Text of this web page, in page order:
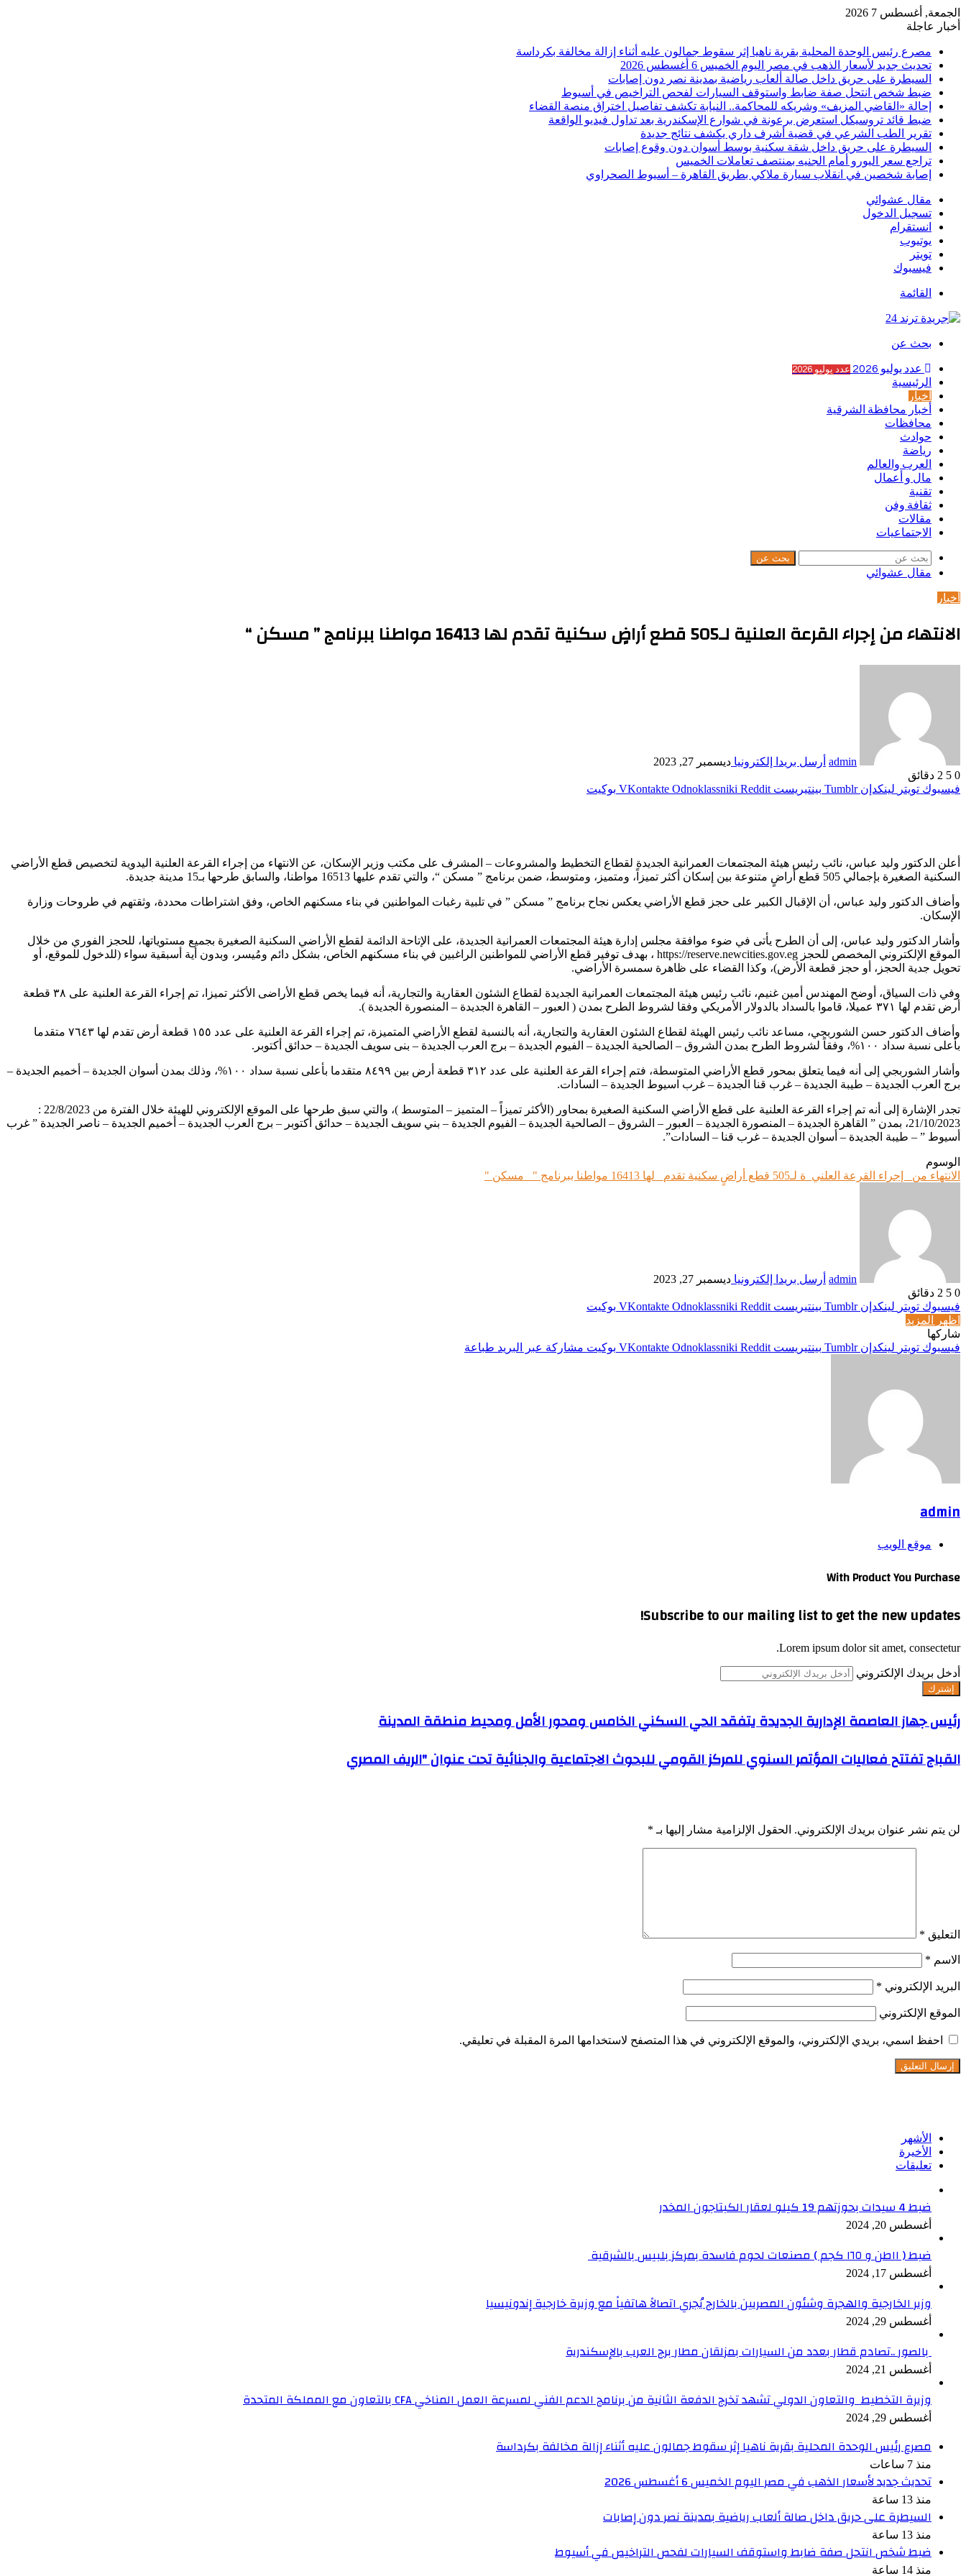
الجمعة, أغسطس 7 2026
أخبار عاجلة
مصرع رئيس الوحدة المحلية بقرية ناهيا إثر سقوط جمالون عليه أثناء إزالة مخالفة بكرداسة
تحديث جديد لأسعار الذهب في مصر اليوم الخميس 6 أغسطس 2026
السيطرة على حريق داخل صالة ألعاب رياضية بمدينة نصر دون إصابات
ضبط شخص انتحل صفة ضابط واستوقف السيارات لفحص التراخيص في أسيوط
إحالة «القاضي المزيف» وشريكه للمحاكمة.. النيابة تكشف تفاصيل اختراق منصة القضاء
ضبط قائد تروسيكل استعرض برعونة في شوارع الإسكندرية بعد تداول فيديو الواقعة
تقرير الطب الشرعي في قضية أشرف داري يكشف نتائج جديدة
السيطرة على حريق داخل شقة سكنية بوسط أسوان دون وقوع إصابات
تراجع سعر اليورو أمام الجنيه بمنتصف تعاملات الخميس
إصابة شخصين في انقلاب سيارة ملاكي بطريق القاهرة – أسيوط الصحراوي
مقال عشوائي
تسجيل الدخول
انستقرام
يوتيوب
تويتر
فيسبوك
القائمة
بحث عن
عدد يوليو 2026 عدد يوليو 2026
الرئيسية
أخبار
أخبار محافظة الشرقية
محافظات
حوادث
رياضة
العرب والعالم
مال و أعمال
تقنية
ثقافة وفن
مقالات
الاجتماعيات
بحث عن
مقال عشوائي
أخبار
الانتهاء من إجراء القرعة العلنية لـ505 قطع أراضٍ سكنية تقدم لها 16413 مواطنا ببرنامج ” مسكن “
admin أرسل بريدا إلكترونيا ديسمبر 27, 2023
0
2 دقائق
فيسبوك تويتر لينكدإن بينتيريست Odnoklassniki بوكيت
أعلن الدكتور وليد عباس، نائب رئيس هيئة المجتمعات العمرانية الجديدة لقطاع التخطيط والمشروعات – المشرف على مكتب وزير الإسكان، عن الانتهاء من إجراء القرعة العلنية اليدوية لتخصيص قطع الأراضي
السكنية الصغيرة بإجمالي 505 قطع أراضٍ متنوعة بين إسكان أكثر تميزاً، ومتميز، ومتوسط، ضمن برنامج ” مسكن “، والتي تقدم عليها 16513 مواطنا، والسابق طرحها بـ15 مدينة جديدة.
وأضاف الدكتور وليد عباس، أن الإقبال الكبير على حجز قطع الأراضي يعكس نجاح برنامج ” مسكن ” في تلبية رغبات المواطنين في بناء مسكنهم الخاص، وفق اشتراطات محددة، وثقتهم في طروحات وزارة
الإسكان.
وأشار الدكتور وليد عباس، إلى أن الطرح يأتى في ضوء موافقة مجلس إدارة هيئة المجتمعات العمرانية الجديدة، على الإتاحة الدائمة لقطع الأراضي السكنية الصغيرة بجميع مستوياتها، للحجز الفوري من خلال
الموقع الإلكتروني المخصص للحجز https://reserve.newcities.gov.eg ، بهدف توفير قطع الأراضي للمواطنين الراغبين في بناء مسكنهم الخاص، بشكل دائم ومُيسر، وبدون أية أسبقية سواء (للدخول للموقع، أو
تحويل جدية الحجز، أو حجز قطعة الأرض)، وكذا القضاء على ظاهرة سمسرة الأراضي.
وفي ذات السياق، أوضح المهندس أمين غنيم، نائب رئيس هيئة المجتمعات العمرانية الجديدة لقطاع الشئون العقارية والتجارية، أنه فيما يخص قطع الأراضى الأكثر تميزا، تم إجراء القرعة العلنية على ٣٨ قطعة
أرض تقدم لها ٣٧١ عميلا، قاموا بالسداد بالدولار الأمريكي وفقا لشروط الطرح بمدن ( العبور – القاهرة الجديدة – المنصورة الجديدة ).
وأضاف الدكتور حسن الشوربجي، مساعد نائب رئيس الهيئة لقطاع الشئون العقارية والتجارية، أنه بالنسبة لقطع الأراضي المتميزة، تم إجراء القرعة العلنية على عدد ١٥٥ قطعة أرض تقدم لها ٧٦٤٣ متقدما
بأعلى نسبة سداد ١٠٠%، وفقاً لشروط الطرح بمدن الشروق – الصالحية الجديدة – الفيوم الجديدة – برج العرب الجديدة – بنى سويف الجديدة – حدائق أكتوبر.
وأشار الشوربجي إلى أنه فيما يتعلق بمحور قطع الأراضي المتوسطة، فتم إجراء القرعة العلنية على عدد ٣١٢ قطعة أرض بين ٨٤٩٩ متقدما بأعلى نسبة سداد ١٠٠%، وذلك بمدن أسوان الجديدة – أخميم الجديدة –
برج العرب الجديدة – طيبة الجديدة – غرب قنا الجديدة – غرب اسيوط الجديدة – السادات.
تجدر الإشارة إلى أنه تم إجراء القرعة العلنية على قطع الأراضي السكنية الصغيرة بمحاور (الأكثر تميزاً – المتميز – المتوسط )، والتي سبق طرحها على الموقع الإلكتروني للهيئة خلال الفترة من 22/8/2023 :
21/10/2023، بمدن ” القاهرة الجديدة – المنصورة الجديدة – العبور – الشروق – الصالحية الجديدة – الفيوم الجديدة – بني سويف الجديدة – حدائق أكتوبر – برج العرب الجديدة – أخميم الجديدة – ناصر الجديدة ” غرب
أسيوط ” – طيبة الجديدة – أسوان الجديدة – غرب قنا – السادات”.
الوسوم
الانتهاء من_ إجراء القرعة العلني_ة لـ505 قطع أراضٍ سكنية تقدم_ لها 16413 مواطنا ببرنامج "_ مسكن "
admin أرسل بريدا إلكترونيا ديسمبر 27, 2023
0
2 دقائق
فيسبوك تويتر لينكدإن بينتيريست Odnoklassniki
بوكيت
اظهر المزيد
شاركها
فيسبوك تويتر لينكدإن بينتيريست Odnoklassniki بوكيت مشاركة عبر البريد طباعة
admin
موقع الويب
With Product You Purchase
Subscribe to our mailing list to get the new updates!
Lorem ipsum dolor sit amet, consectetur.
أدخل بريدك الإلكتروني
رئيس جهاز العاصمة الإدارية الجديدة يتفقد الحي السكني الخامس ومحور الأمل ومحيط منطقة المدينة
القباج تفتتح فعاليات المؤتمر السنوي للمركز القومي للبحوث الاجتماعية والجنائية تحت عنوان "الريف المصري
لن يتم نشر عنوان بريدك الإلكتروني. الحقول الإلزامية مشار إليها بـ *
التعليق *
الاسم *
البريد الإلكتروني *
الموقع الإلكتروني
احفظ اسمي، بريدي الإلكتروني، والموقع الإلكتروني في هذا المتصفح لاستخدامها المرة المقبلة في تعليقي.
الأشهر
الأخيرة
تعليقات
ضبط 4 سيدات بحوزتهم 19 كيلو لعقار الكبتاجون المخدر
أغسطس 20, 2024
ضبط ( ١١طن و ١٦٥ كجم ) مصنعات لحوم فاسدة بمركز بلبيس بالشرقية
أغسطس 17, 2024
وزير الخارجية والهجرة وشئون المصريين بالخارج يُجري اتصالاً هاتفياً مع وزيرة خارجية إندونيسيا
أغسطس 29, 2024
بالصور ..تصادم قطار بعدد من السيارات بمزلقان مطار برج العرب بالإسكندرية
أغسطس 21, 2024
وزيرة التخطيط والتعاون الدولي تشهد تخرج الدفعة الثانية من برنامج الدعم الفني لمسرعة العمل المناخي CFA بالتعاون مع المملكة المتحدة
أغسطس 29, 2024
مصرع رئيس الوحدة المحلية بقرية ناهيا إثر سقوط جمالون عليه أثناء إزالة مخالفة بكرداسة
منذ 7 ساعات
تحديث جديد لأسعار الذهب في مصر اليوم الخميس 6 أغسطس 2026
منذ 13 ساعة
السيطرة على حريق داخل صالة ألعاب رياضية بمدينة نصر دون إصابات
منذ 13 ساعة
ضبط شخص انتحل صفة ضابط واستوقف السيارات لفحص التراخيص في أسيوط
منذ 14 ساعة